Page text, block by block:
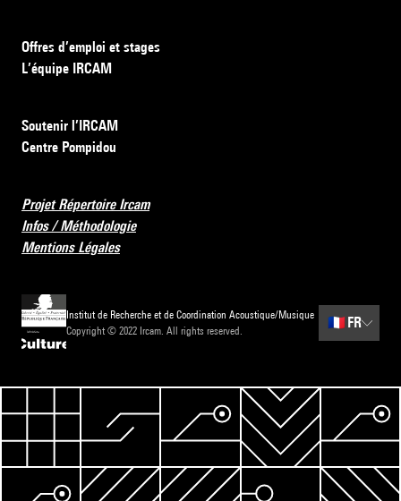
Offres d’emploi et stages
L’équipe IRCAM
Soutenir l’IRCAM
Centre Pompidou
Projet Répertoire Ircam
Infos / Méthodologie
Mentions Légales
Institut de Recherche et de Coordination Acoustique/Musique
Copyright © 2022 Ircam. All rights reserved.
🇫🇷 FR